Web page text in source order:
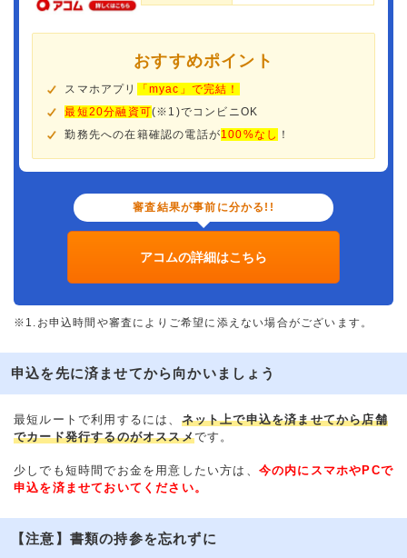
おすすめポイント
スマホアプリ
「myac」で完結！
最短20分融資可(※1)でコンビニOK
勤務先への在籍確認の電話が100%なし ！
審査結果が事前に分かる!!
アコムの詳細はこちら
※1.お申込時間や審査によりご希望に添えない場合がございます。
申込を先に済ませてから向かいましょう
最短ルートで利用するには、 ネット上で申込を済ませてから店舗
でカード発行するのがオススメです。
少しでも短時間でお金を用意したい方は、 今の内にスマホやPCで
申込を済ませておいてください。
【注意】書類の持参を忘れずに